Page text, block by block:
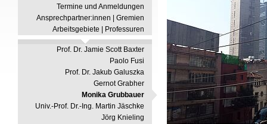
Termine und Anmeldungen
Ansprechpartner:innen | Gremien
Arbeitsgebiete | Professuren
Prof. Dr. Jamie Scott Baxter
Paolo Fusi
Prof. Dr. Jakub Galuszka
Gernot Grabher
Monika Grubbauer
Univ.-Prof. Dr.-Ing. Martin Jäschke
Jörg Knieling